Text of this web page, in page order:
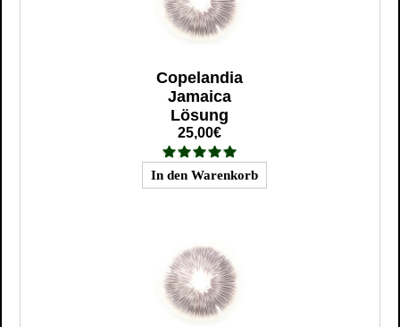
Copelandia
Jamaica
Lösung
25,00€